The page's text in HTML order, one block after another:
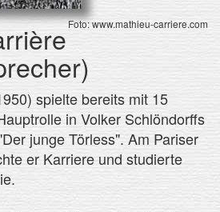
Foto: www.mathieu-carriere.com
spielte bereits mit 15
in Volker Schlöndorffs
junge Törless". Am Pariser
er Karriere und studierte